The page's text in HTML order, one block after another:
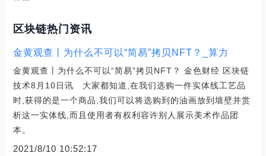
区块链热门资讯
金黄观查丨为什么不可以“简易”拷贝NFT？_算力
金黄观查丨为什么不可以“简易”拷贝NFT？ 金色财经 区块链
技术8月10日讯 大家都知道,在我们选购一件实体线工艺品
时,获得的是一个商品,我们可以将选购到的油画放到墙壁并赏
析这一实体线,而且使用者有权利容许别人展示美术作品团
本。
2021/8/10 10:52:17